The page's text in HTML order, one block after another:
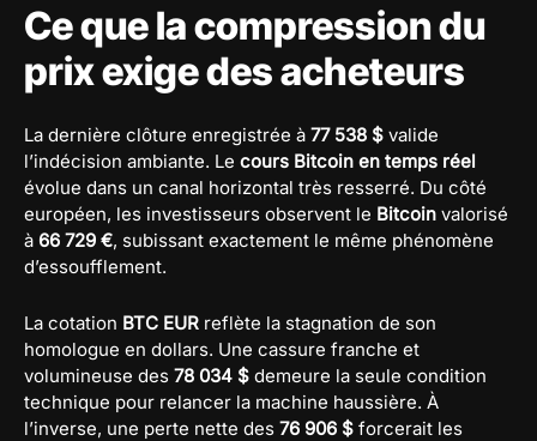
Ce que la compression du
prix exige des acheteurs
La dernière clôture enregistrée à 77 538 $ valide
l’indécision ambiante. Le cours Bitcoin en temps réel
évolue dans un canal horizontal très resserré. Du côté
européen, les investisseurs observent le Bitcoin valorisé
à 66 729 €, subissant exactement le même phénomène
d’essoufflement.
La cotation BTC EUR reflète la stagnation de son
homologue en dollars. Une cassure franche et
volumineuse des 78 034 $ demeure la seule condition
technique pour relancer la machine haussière. À
l’inverse, une perte nette des 76 906 $ forcerait les